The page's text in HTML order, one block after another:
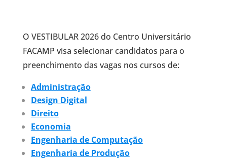
O VESTIBULAR 2026 do Centro Universitário
FACAMP visa selecionar candidatos para o
preenchimento das vagas nos cursos de:
Administração
Design Digital
Direito
Economia
Engenharia de Computação
Engenharia de Produção